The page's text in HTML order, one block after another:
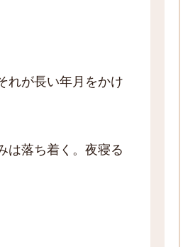
れが長い年月をかけ
は落ち着く。夜寝る